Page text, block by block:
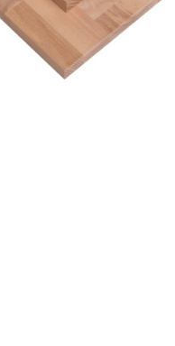
Натисніть, щоб збільшити